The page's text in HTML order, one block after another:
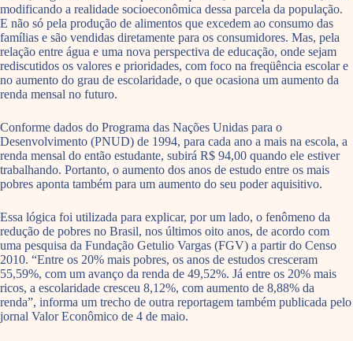
modificando a realidade socioeconômica dessa parcela da população.
E não só pela produção de alimentos que excedem ao consumo das
famílias e são vendidas diretamente para os consumidores. Mas, pela
relação entre água e uma nova perspectiva de educação, onde sejam
rediscutidos os valores e prioridades, com foco na freqüência escolar e
no aumento do grau de escolaridade, o que ocasiona um aumento da
renda mensal no futuro.
Conforme dados do Programa das Nações Unidas para o
Desenvolvimento (PNUD) de 1994, para cada ano a mais na escola, a
renda mensal do então estudante, subirá R$ 94,00 quando ele estiver
trabalhando. Portanto, o aumento dos anos de estudo entre os mais
pobres aponta também para um aumento do seu poder aquisitivo.
Essa lógica foi utilizada para explicar, por um lado, o fenômeno da
redução de pobres no Brasil, nos últimos oito anos, de acordo com
uma pesquisa da Fundação Getulio Vargas (FGV) a partir do Censo
2010. “Entre os 20% mais pobres, os anos de estudos cresceram
55,59%, com um avanço da renda de 49,52%. Já entre os 20% mais
ricos, a escolaridade cresceu 8,12%, com aumento de 8,88% da
renda”, informa um trecho de outra reportagem também publicada pelo
jornal Valor Econômico de 4 de maio.